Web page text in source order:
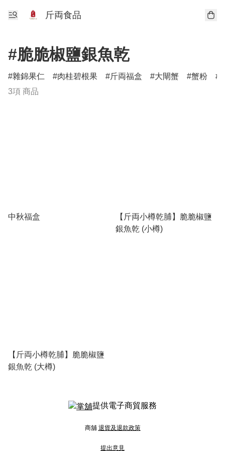
斤両食品
#脆脆椒鹽銀魚乾
雜錦果仁 肉桂碧根果 斤両福盒 大閘蟹 蟹粉
3項 商品
中秋福盒
【斤両小樽乾脯】脆脆椒鹽
銀魚乾 (小樽)
【斤両小樽乾脯】脆脆椒鹽
銀魚乾 (大樽)
提供電子商貿服務
商舖 退貨及退款政策
提出意見